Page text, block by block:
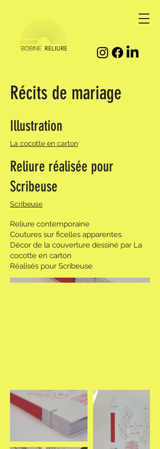
Récits de mariage
Illustration
La cocotte en carton
Reliure réalisée pour
Scribeuse
Scribeuse
Reliure contemporaine
Coutures sur ficelles apparentes.
Décor de la couverture dessiné par La
cocotte en carton
Réalisés pour Scribeuse